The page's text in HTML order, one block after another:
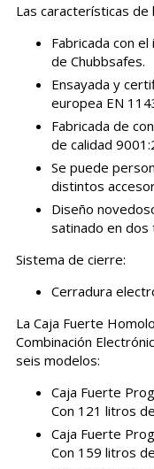
Las características de
Fabricada con
de Chubbsafes.
Ensayada y
europea EN
Fabricada de
de calidad
Se puede
distintos
Diseño
satinado en dos
Sistema de cierre:
Cerradura
La Caja Fuerte
Combinación
seis modelos:
Caja Fuerte
Con 121 litros
Caja Fuerte
Con 159 litros